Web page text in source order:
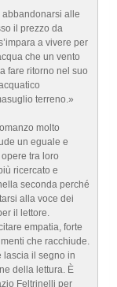
abbandonarsi alle
il prezzo da
a vivere per
che un vento
fare ritorno nel suo
terreno.»
molto
un eguale e
tra loro
ricercato e
seconda perché
alla voce dei
il lettore.
empatia, forte
che racchiude.
lascia il segno in
della lettura. È
Feltrinelli per